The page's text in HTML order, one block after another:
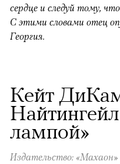
сердце и следуй тому,
С этими словами отец
Георгия.
Кейт
лампой»
Издательство: «Махаон»